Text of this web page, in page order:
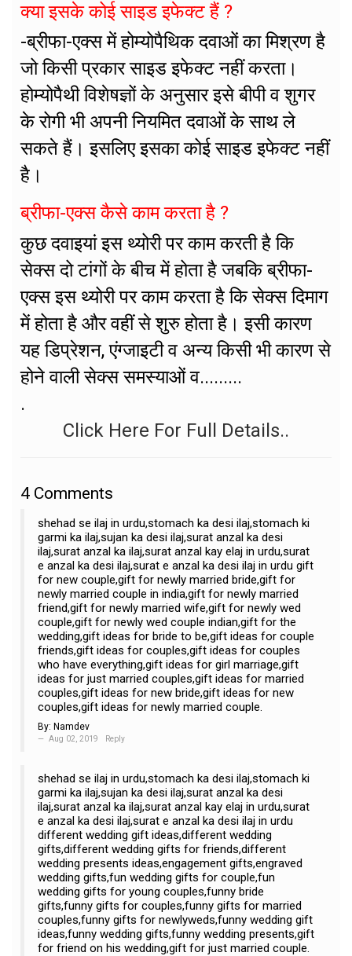
क्या इसके कोई साइड इफेक्ट हैं ?
-ब्रीफा-एक्स में होम्योपैथिक दवाओं का मिश्रण है
जो किसी प्रकार साइड इफेक्ट नहीं करता।
होम्योपैथी विशेषज्ञों के अनुसार इसे बीपी व शुगर
के रोगी भी अपनी नियमित दवाओं के साथ ले
सकते हैं। इसलिए इसका कोई साइड इफेक्ट नहीं
है।
ब्रीफा-एक्स कैसे काम करता है ?
कुछ दवाइयां इस थ्योरी पर काम करती है कि
सेक्स दो टांगों के बीच में होता है जबकि ब्रीफा-
एक्स इस थ्योरी पर काम करता है कि सेक्स दिमाग
में होता है और वहीं से शुरु होता है। इसी कारण
यह डिप्रेशन, एंग्जाइटी व अन्य किसी भी कारण से
होने वाली सेक्स समस्याओं व.........
.
Click Here For Full Details..
4 Comments
shehad se ilaj in urdu,stomach ka desi ilaj,stomach ki
garmi ka ilaj,sujan ka desi ilaj,surat anzal ka desi
ilaj,surat anzal ka ilaj,surat anzal kay elaj in urdu,surat
e anzal ka desi ilaj,surat e anzal ka desi ilaj in urdu gift
for new couple,gift for newly married bride,gift for
newly married couple in india,gift for newly married
friend,gift for newly married wife,gift for newly wed
couple,gift for newly wed couple indian,gift for the
wedding,gift ideas for bride to be,gift ideas for couple
friends,gift ideas for couples,gift ideas for couples
who have everything,gift ideas for girl marriage,gift
ideas for just married couples,gift ideas for married
couples,gift ideas for new bride,gift ideas for new
couples,gift ideas for newly married couple.
By: Namdev
Aug 02, 2019 Reply
shehad se ilaj in urdu,stomach ka desi ilaj,stomach ki
garmi ka ilaj,sujan ka desi ilaj,surat anzal ka desi
ilaj,surat anzal ka ilaj,surat anzal kay elaj in urdu,surat
e anzal ka desi ilaj,surat e anzal ka desi ilaj in urdu
different wedding gift ideas,different wedding
gifts,different wedding gifts for friends,different
wedding presents ideas,engagement gifts,engraved
wedding gifts,fun wedding gifts for couple,fun
wedding gifts for young couples,funny bride
gifts,funny gifts for couples,funny gifts for married
couples,funny gifts for newlyweds,funny wedding gift
ideas,funny wedding gifts,funny wedding presents,gift
for friend on his wedding,gift for just married couple.